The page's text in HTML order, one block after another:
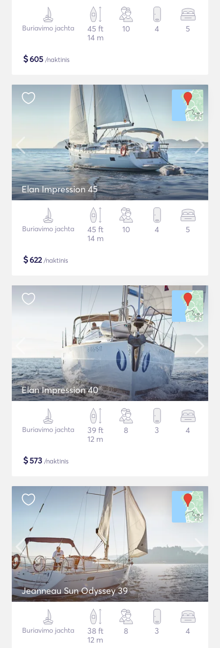
Buriavimo jachta
45 ft
14 m
10 4 5
$605 /naktinis
Elan Impression 45
Buriavimo jachta
45 ft
14 m
10 4 5
$622/naktinis
Elan Impression 40
Buriavimo jachta
39 ft
12 m
8 3 4
$573 /naktinis
Jeanneau Sun Odyssey 39
Buriavimo jachta
38 ft
12 m
8 3 4